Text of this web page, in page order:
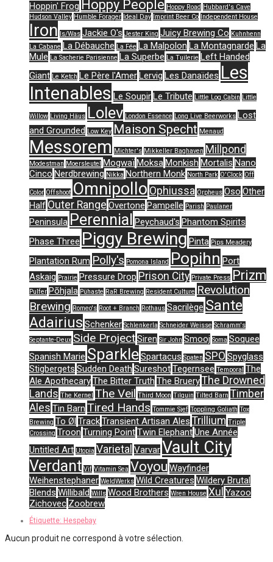
Hoppin' Frog Hoppy People Hoppy Road Hubbard's Cave
Hudson Valley Humble Forager Ideal Day Imprint Beer Co Independent House
Iron Is/Was Jackie O's Jester King Juicy Brewing Co Kuhnhenn
La Cabane La Débauche La Fée La Malpolon La Montagnarde La
Mule La Sacherie Parisienne La Superbe La Tuilerie Left Handed
Giant Le Ketch Le Père l'AmerLervig Les Danaïdes Les
Intenables Le SoupirLe Tribute Little Log Cabin Little
Willow Living Häus Lolev London Essence Long Live Beerworks Lost
and Grounded Low Key Maison Specht Menaud
Messorem Michter's Mikkeller Baghaven Millpond
Modestman Moersleutel MogwaïMoksaMonkish Mortalis Nano
Cinco Nerdbrewing Nikka Northern Monk North Park O'Clock Off
Color Offshoot Omnipollo Ophiussa Orpheus Oso Other
Half Outer Range Overtone Pampelle Parish Paulaner
Peninsula Perennial Peychaud's Phantom Spirits
Phase Three Piggy Brewing Pinta Pips Meadery
Plantation Rum Polly's Pomona Island Popihn Port
Askaig Prairie Pressure Drop Prison City Private Press Prizm
Pulfer Põhjala Pühaste RaR Brewing Resident Culture Revolution
Brewing Romeo's Root + Branch Rothaus Sacrilège Sante
Adairius Schenker Schlenkerla Schneider Weisse Schramm's
Septante-Deux Side ProjectSiren Sir John Smooj Soma Soquee
Spanish Marie SparkleSpartacus Spaten SPO Spyglass
Stigbergets Sudden Death SureshotTegernsee Temporal The
Ale ApothecaryThe Bitter Truth The BrueryThe Drowned
Lands The Kernel The Veil Third Moon Tilquin Tilted Barn Timber
Ales Tin Barn Tired Hands Tommie Sjef Toppling Goliath Tox
Brewing To Øl TrackTransient Artisan Ales Trillium Triple
Crossing Troon Turning PointTwin ElephantUne Année
Untitled Art Utopia Varietal VarvarVault City
Verdant Vif Vitamin Sea Voyou Wayfinder
Weihenstephaner WeldWerks Wild Creatures Wildery Brutal
Blends Willibald Wills Wood Brothers Wren House Xul Yazoo
Zichovec Zoobrew
Étiquette: Hespebay
Aucun produit ne correspond à votre sélection.